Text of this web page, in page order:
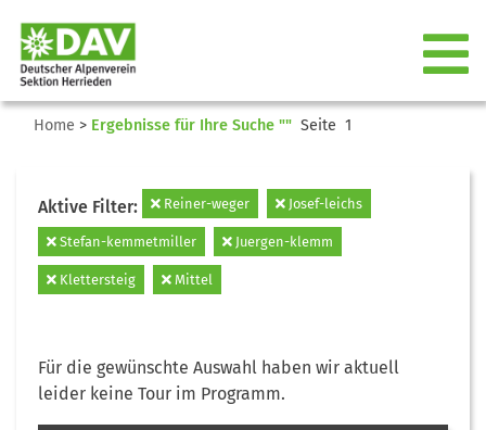
Home > Ergebnisse für Ihre Suche "" Seite 1
Aktive Filter: Reiner-weger Josef-leichs
Stefan-kemmetmiller Juergen-klemm
Klettersteig Mittel
Für die gewünschte Auswahl haben wir aktuell
leider keine Tour im Programm.